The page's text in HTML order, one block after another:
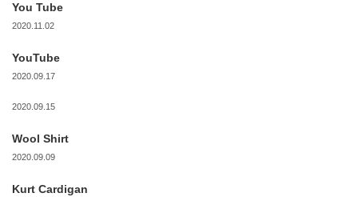
You Tube
2020.11.02
YouTube
2020.09.17
2020.09.15
Wool Shirt
2020.09.09
Kurt Cardigan